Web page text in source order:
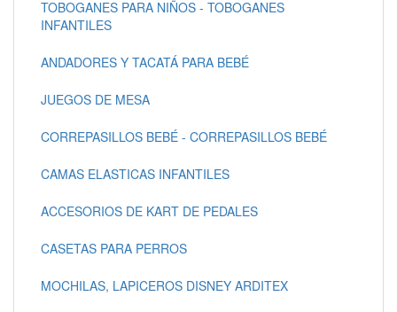
TOBOGANES PARA NIÑOS - TOBOGANES
INFANTILES
ANDADORES Y TACATÁ PARA BEBÉ
JUEGOS DE MESA
CORREPASILLOS BEBÉ - CORREPASILLOS BEBÉ
CAMAS ELASTICAS INFANTILES
ACCESORIOS DE KART DE PEDALES
CASETAS PARA PERROS
MOCHILAS, LAPICEROS DISNEY ARDITEX